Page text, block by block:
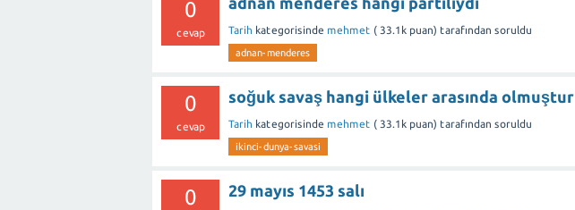
0
cevap Tarih kategorisinde mehmet ( 33.1k puan) tarafından soruldu
adnan-menderes
0
cevap
soğuk savaş hangi ülkeler arasında olmuştur
Tarih kategorisinde mehmet ( 33.1k puan) tarafından soruldu
ikinci-dunya-savasi
0 29 mayıs 1453 salı